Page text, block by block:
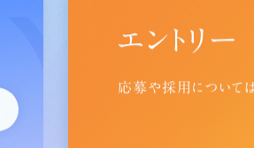
エントリー
応募や採用については